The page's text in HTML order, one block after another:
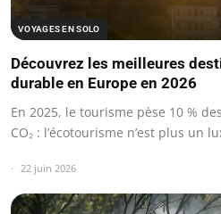
VOYAGES EN SOLO
Découvrez les meilleures
durable en Europe en 2026
En 2025, le tourisme pèse 10 %
CO₂ : l’écotourisme n’est plus un
22 juin 2026